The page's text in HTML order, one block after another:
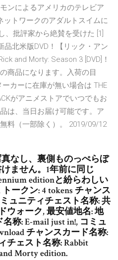
ンによるアメリカのテレビア
ットワークのアダルトスイムに
、批評家から絶賛を受けた [1]
品北米版DVD！【リック・アン
and Morty: Season 3 [DVD]！
商品になります。入荷の目
カーに在庫が無い場合は THE
がアニメストアでいつでもお
は、当日お届け可能です。ア
料（一部除く）。 2019/09/12
なし、裏側ものっぺらぼ
ません。1年前に同じ
editionと紛らわしい
トークン: 4 tokens チャンス
ュニティチェスト名称: 共
ウォーク, 最安値地名: 地
称: E-mail just in!, コミュ
チャンスカード名称:
チェスト名称: Rabbit
Morty edition.